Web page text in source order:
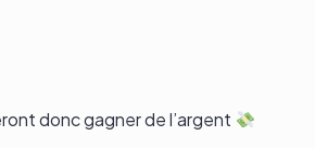
donc gagner de l’argent